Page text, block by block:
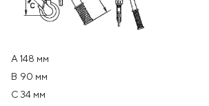
A 148 мм
B 90 мм
C 34 мм